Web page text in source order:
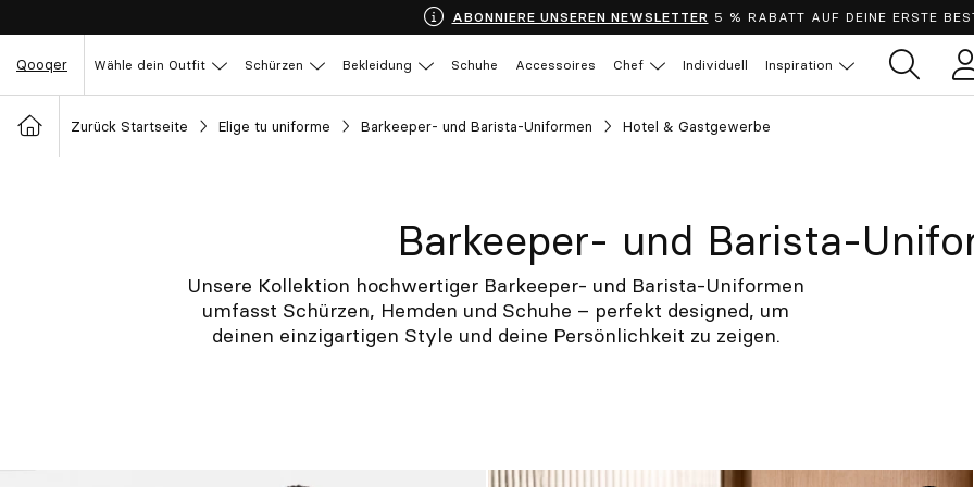
ABONNIERE UNSEREN NEWSLETTER 5 % RABATT AUF DEINE ERSTE
Qooqer Wähle dein Outfit Schürzen Bekleidung Schuhe Accessoires Chef Individuell Inspiration
Zurück Startseite Elige tu uniforme Barkeeper- und Barista-Uniformen Hotel & Gastgewerbe
Barkeeper- und Barista-
Unsere Kollektion hochwertiger Barkeeper- und Barista-Uniformen
umfasst Schürzen, Hemden und Schuhe – perfekt designed, um
deinen einzigartigen Style und deine Persönlichkeit zu zeigen.